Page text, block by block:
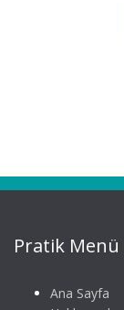
Pratik Menü
Ana Sayfa